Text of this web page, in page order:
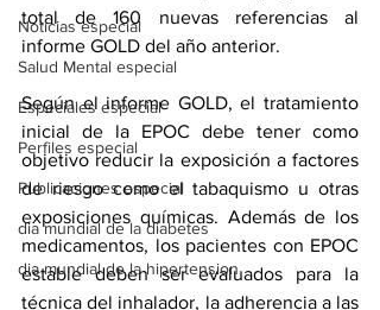
Noticias especial
Salud Mental especial
Especiales especial
Perfiles especial
Publicaciones especial
dia mundial de la diabetes
dia mundial de la hipertension
total de 160 nuevas referencias al
informe GOLD del año anterior.
Según el informe GOLD, el tratamiento
inicial de la EPOC debe tener como
objetivo reducir la exposición a factores
de riesgo como el tabaquismo u otras
exposiciones químicas. Además de los
medicamentos, los pacientes con EPOC
estable deben ser evaluados para la
técnica del inhalador, la adherencia a las